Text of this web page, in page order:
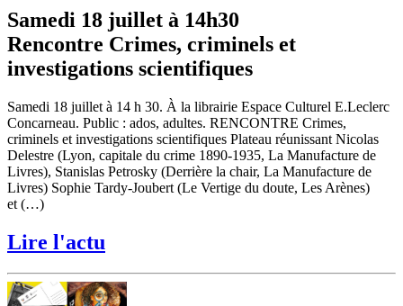
Samedi 18 juillet à 14h30
Rencontre Crimes, criminels et
investigations scientifiques
Samedi 18 juillet à 14 h 30. À la librairie Espace Culturel E.Leclerc
Concarneau. Public : ados, adultes. RENCONTRE Crimes,
criminels et investigations scientifiques Plateau réunissant Nicolas
Delestre (Lyon, capitale du crime 1890-1935, La Manufacture de
Livres), Stanislas Petrosky (Derrière la chair, La Manufacture de
Livres) Sophie Tardy-Joubert (Le Vertige du doute, Les Arènes)
et (…)
Lire l'actu